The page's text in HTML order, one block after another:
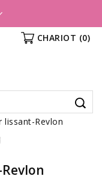
CHARIOT (0)
lissant-Revlon